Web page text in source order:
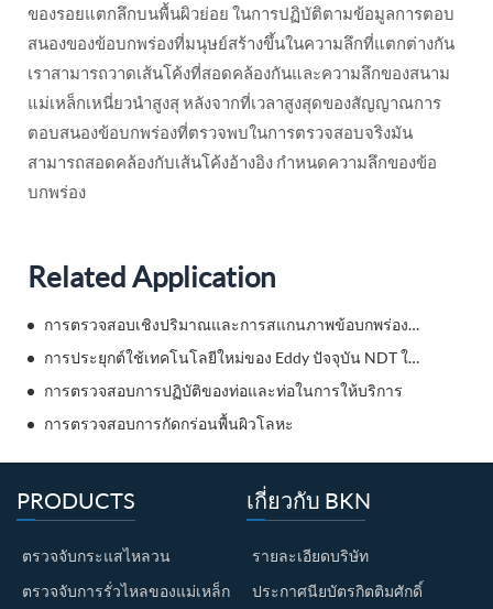
ของรอยแตกลึกบนพื้นผิวย่อย ในการปฏิบัติตามข้อมูลการตอบ
สนองของข้อบกพร่องที่มนุษย์สร้างขึ้นในความลึกที่แตกต่างกัน
เราสามารถวาดเส้นโค้งที่สอดคล้องกันและความลึกของสนาม
แม่เหล็กเหนี่ยวนำสูงสุ หลังจากที่เวลาสูงสุดของสัญญาณการ
ตอบสนองข้อบกพร่องที่ตรวจพบในการตรวจสอบจริงมัน
สามารถสอดคล้องกับเส้นโค้งอ้างอิง กำหนดความลึกของข้อ
บกพร่อง
Related Application
การตรวจสอบเชิงปริมาณและการสแกนภาพข้อบกพร่องการกัดกร่อน
การประยุกต์ใช้เทคโนโลยีใหม่ของ Eddy ปัจจุบัน NDT ในอุตสาหกรรมเหล็กและเหล็กกล้า
การตรวจสอบการปฏิบัติของท่อและท่อในการให้บริการ
การตรวจสอบการกัดกร่อนพื้นผิวโลหะ
PRODUCTS
ตรวจจับกระแสไหลวน
ตรวจจับการรั่วไหลของแม่เหล็ก
เกี่ยวกับ BKN
รายละเอียดบริษัท
ประกาศนียบัตรกิตติมศักดิ์